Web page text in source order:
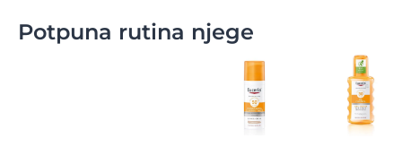
Potpuna rutina njege